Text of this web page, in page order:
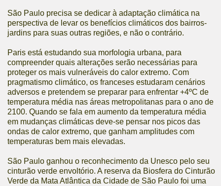
São Paulo precisa se dedicar à adaptação climática na
perspectiva de levar os benefícios climáticos dos bairros-
jardins para suas outras regiões, e não o contrário.
Paris está estudando sua morfologia urbana, para
compreender quais alterações serão necessárias para
proteger os mais vulneráveis do calor extremo. Com
pragmatismo climático, os franceses estudaram cenários
adversos e pretendem se preparar para enfrentar +4ºC de
temperatura média nas áreas metropolitanas para o ano de
2100. Quando se fala em aumento da temperatura média
em mudanças climáticas deve-se pensar nos picos das
ondas de calor extremo, que ganham amplitudes com
temperaturas bem mais elevadas.
São Paulo ganhou o reconhecimento da Unesco pelo seu
cinturão verde envoltório. A reserva da Biosfera do Cinturão
Verde da Mata Atlântica da Cidade de São Paulo foi uma